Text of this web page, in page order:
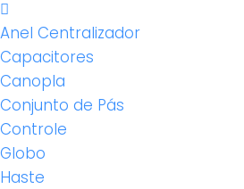
Anel Centralizador
Capacitores
Canopla
Conjunto de Pás
Controle
Globo
Haste